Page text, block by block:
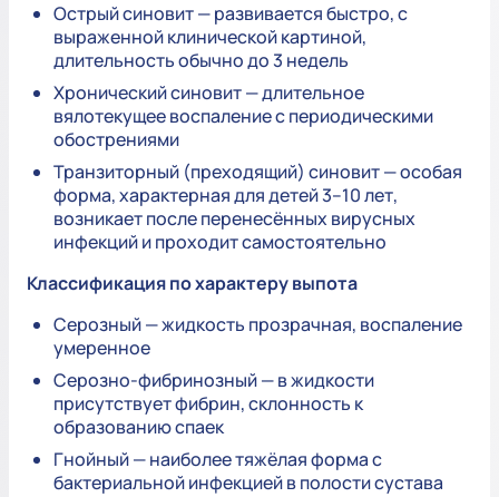
Острый синовит — развивается быстро, с
выраженной клинической картиной,
длительность обычно до 3 недель
Хронический синовит — длительное
вялотекущее воспаление с периодическими
обострениями
Транзиторный (преходящий) синовит — особая
форма, характерная для детей 3–10 лет,
возникает после перенесённых вирусных
инфекций и проходит самостоятельно
Классификация по характеру выпота
Серозный — жидкость прозрачная, воспаление
умеренное
Серозно-фибринозный — в жидкости
присутствует фибрин, склонность к
образованию спаек
Гнойный — наиболее тяжёлая форма с
бактериальной инфекцией в полости сустава